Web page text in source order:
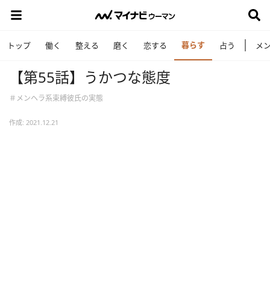
トップ 働く 整える 磨く 恋する 暮らす 占う メ
【第55話】うかつな態度
＃メンヘラ系束縛彼氏の実態
作成: 2021.12.21